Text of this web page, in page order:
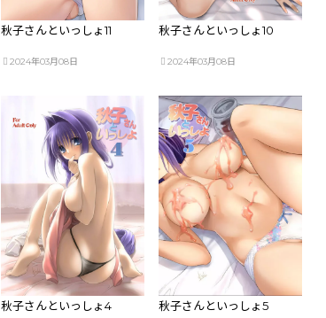
秋子さんといっしょ11
2024年03月08日
秋子さんといっしょ10
2024年03月08日
秋子さんといっしょ4 秋子さんといっしょ5